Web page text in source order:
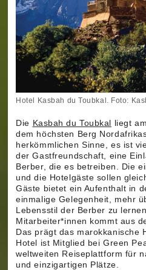
Hotel Kasbah du Toubkal. Foto:
Die Kasbah du Toubkal liegt
dem höchsten Berg
herkömmlichen Sinne, es ist
der Gastfreundschaft, eine
Berber, die es betreiben. Die
und die Hotelgäste sollen
Gäste bietet ein Aufenthalt in
einmalige Gelegenheit, mehr
Lebensstil der Berber zu
Mitarbeiter*innen kommt aus
Das prägt das marokkanische
Hotel ist Mitglied bei Green
weltweiten Reiseplattform für
und einzigartigen Plätze.